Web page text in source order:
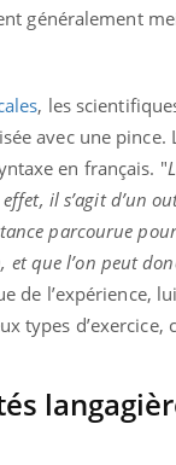
généralement
, les
avec une
en français. "
effet, il s’agit d’un
parcourue
que l’on peut
de l’expérience,
types d’exercice,